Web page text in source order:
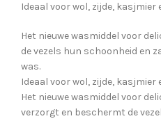
Ideaal voor wol, zijde, kasjmier
Het nieuwe wasmiddel voor
de vezels hun schoonheid en
was.
Ideaal voor wol, zijde, kasjmier
Het nieuwe wasmiddel voor
verzorgt en beschermt de